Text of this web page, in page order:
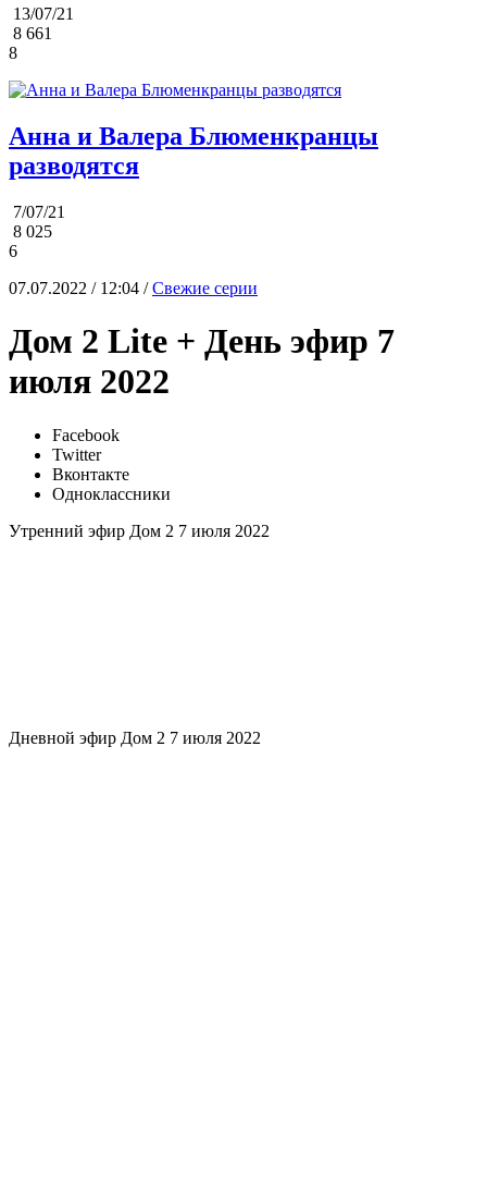
13/07/21
8 661
8
Анна и Валера Блюменкранцы
разводятся
7/07/21
8 025
6
07.07.2022 / 12:04 /Свежие серии
Дом 2 Lite + День эфир 7
июля 2022
Facebook
Twitter
Вконтакте
Одноклассники
Утренний эфир Дом 2 7 июля 2022
Дневной эфир Дом 2 7 июля 2022